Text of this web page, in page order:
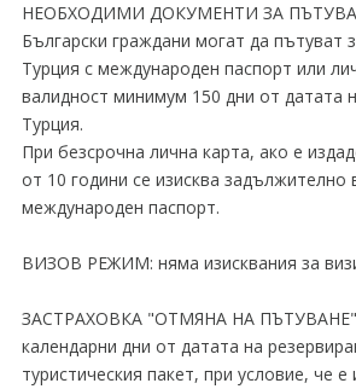
НЕОБХОДИМИ ДОКУМЕНТИ ЗА
Български граждани могат да пътуват
Турция с международен паспорт или
валидност минимум 150 дни от датата
Турция.
При безсрочна лична карта, ако е
от 10 години се изисква задължително
международен паспорт.
ВИЗОВ РЕЖИМ: няма изисквания за
ЗАСТРАХОВКА "ОТМЯНА НА ПЪТУВАНЕ".
календарни дни от датата на
туристическия пакет, при условие, че